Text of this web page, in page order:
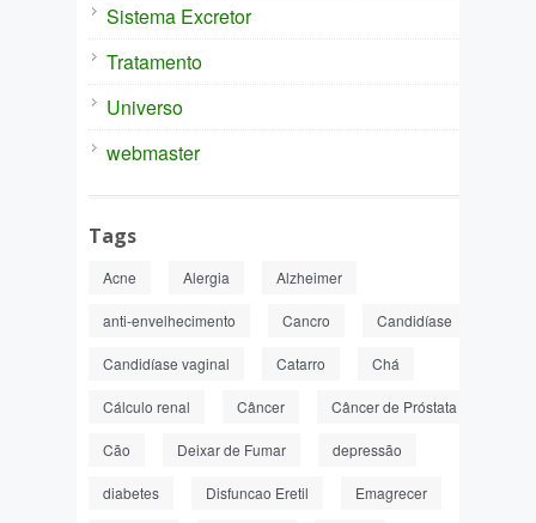
Sistema Excretor
Tratamento
Universo
webmaster
Tags
Acne Alergia Alzheimer
anti-envelhecimento Cancro Candidíase
Candidíase vaginal Catarro Chá
Cálculo renal Câncer Câncer de Próstata
Cão Deixar de Fumar depressão
diabetes Disfuncao Eretil Emagrecer